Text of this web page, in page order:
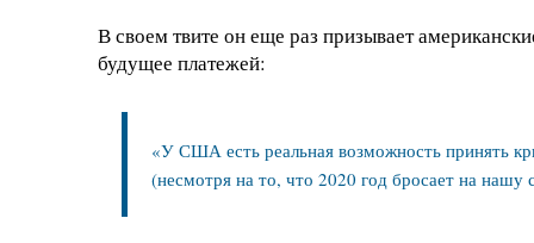
В своем твите он еще раз призывает
будущее платежей:
«У США есть реальная возможность принять
(несмотря на то, что 2020 год бросает на нашу